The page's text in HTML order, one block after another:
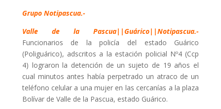
Grupo Notipascua.-
Valle de la Pascua||Guárico||Notipascua.-
Funcionarios de la policía del estado Guárico
(Poliguárico), adscritos a la estación policial Nº4 (Ccp
4) lograron la detención de un sujeto de 19 años el
cual minutos antes había perpetrado un atraco de un
teléfono celular a una mujer en las cercanías a la plaza
Bolívar de Valle de la Pascua, estado Guárico.